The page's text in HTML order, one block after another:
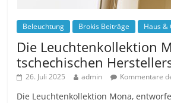
Beleuchtung Brokis Beiträge Haus &
Die Leuchtenkollektion
tschechischen
26. Juli 2025 admin Kommentare
Die Leuchtenkollektion Mona,